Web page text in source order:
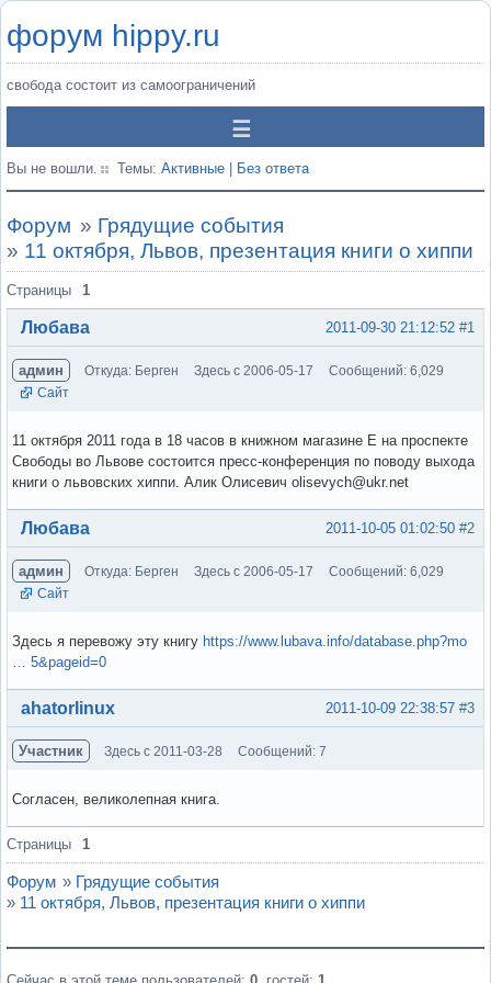
форум hippy.ru
свобода состоит из самоограничений
Вы не вошли. Темы: Активные Без ответа
Форум » Грядущие события
» 11 октября, Львов, презентация книги о хиппи
Страницы 1
#1
2011-09-30 21:12:52
Любава
админ Откуда: Берген Здесь с 2006-05-17
Сообщений: 6,029
Сайт
11 октября 2011 года в 18 часов в книжном магазине Е на проспекте
Свободы во Львове состоится пресс-конференция по поводу выхода
книги о львовских хиппи. Алик Олисевич olisevych@ukr.net
Вне форума #2
2011-10-05 01:02:50
Любава
админ Откуда: Берген Здесь с 2006-05-17
Сообщений: 6,029
Сайт
Здесь я перевожу эту книгу https://www.lubava.info/database.php?mo
… 5&pageid=0
Вне форума #3
2011-10-09 22:38:57
ahatorlinux
Участник Здесь с 2011-03-28 Сообщений: 7
Согласен, великолепная книга.
Вне форума
Страницы 1
Форум » Грядущие события
» 11 октября, Львов, презентация книги о хиппи